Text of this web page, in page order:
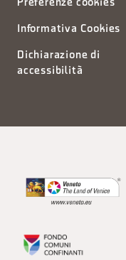
Preferenze cookies
Informativa Cookies
Dichiarazione di
accessibilità